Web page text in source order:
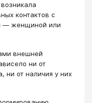
контактов с
— женщиной или
внешней
ни от
ни от наличия у них